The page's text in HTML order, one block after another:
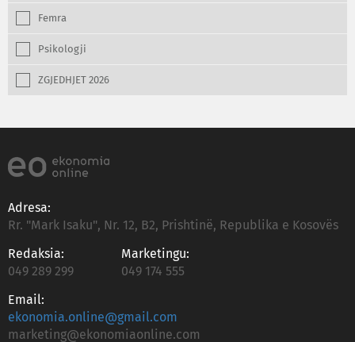
Femra
Psikologji
ZGJEDHJET 2026
Adresa:
Rr. "Mark Isaku", Nr. 12, B2, Prishtinë, Republika e Kosovës
Redaksia:
049 289 299
Marketingu:
049 174 555
Email:
ekonomia.online@gmail.com
marketing@ekonomiaonline.com